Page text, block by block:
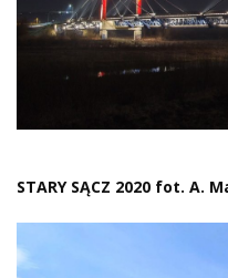
STARY SĄCZ 2020 fot. A.